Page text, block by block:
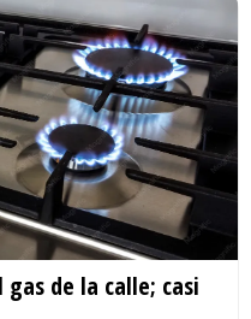
de la calle; casi